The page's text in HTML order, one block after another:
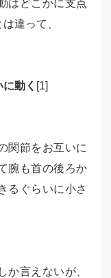
はどこかに支点
違って、
動く [1]
関節をお互いに
腕も首の後ろか
るぐらいに小さ
か言えないが、